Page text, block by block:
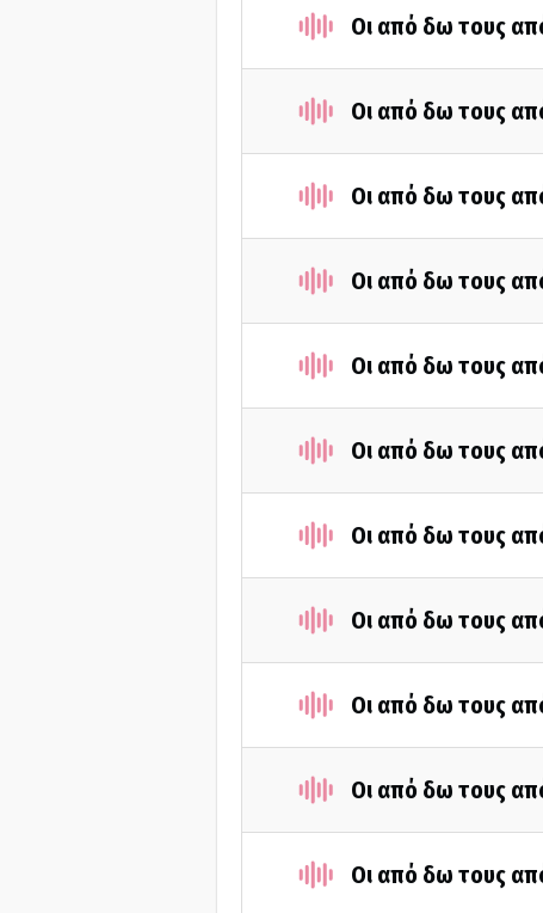
Οι από δω τους
Οι από δω τους
Οι από δω τους
Οι από δω τους
Οι από δω τους
Οι από δω τους
Οι από δω τους
Οι από δω τους
Οι από δω τους
Οι από δω τους
Οι από δω τους